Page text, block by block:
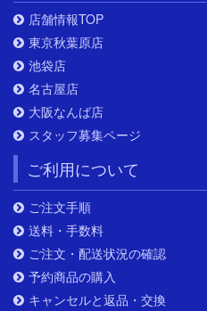
店舗情報TOP
東京秋葉原店
池袋店
名古屋店
大阪なんば店
スタッフ募集ページ
ご利用について
ご注文手順
送料・手数料
ご注文・配送状況の確認
予約商品の購入
キャンセルと返品・交換